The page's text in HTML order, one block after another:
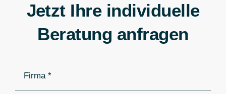
Jetzt Ihre individuelle
Beratung anfragen